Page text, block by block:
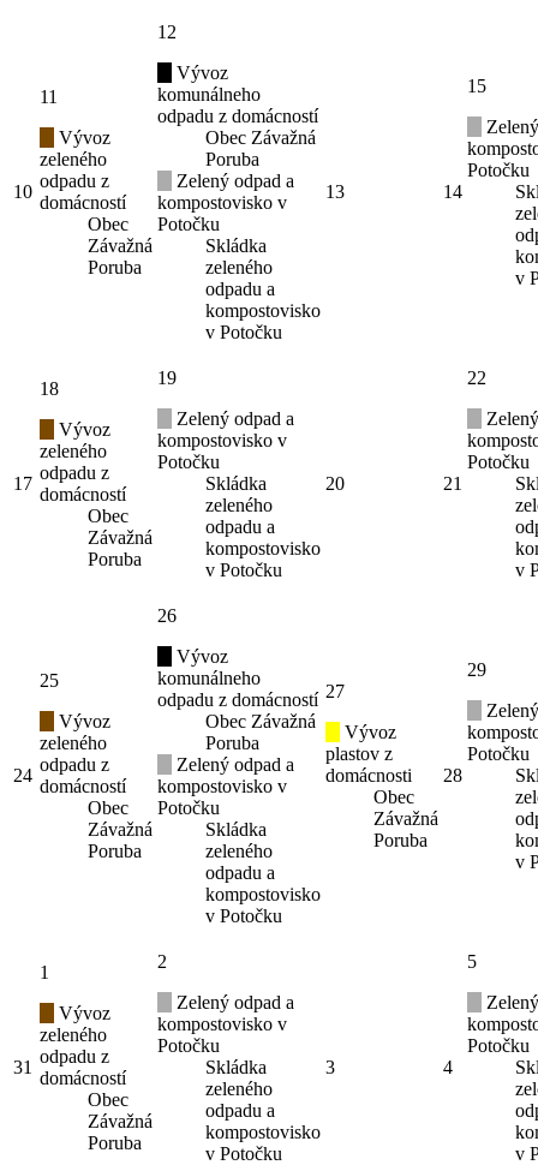
10
11
Vývoz
zeleného
odpadu z
domácností
Obec
Závažná
Poruba
12
Vývoz
komunálneho
odpadu z domácností
Obec Závažná
Poruba
Zelený odpad a
kompostovisko v
Potočku
Skládka
zeleného
odpadu a
kompostovisko
v Potočku
13 14
15
Potočku
v
17
18
Vývoz
zeleného
odpadu z
domácností
Obec
Závažná
Poruba
19
Zelený odpad a
kompostovisko v
Potočku
Skládka
zeleného
odpadu a
kompostovisko
v Potočku
20 21
22
Potočku
v
24
25
Vývoz
zeleného
odpadu z
domácností
Obec
Závažná
Poruba
26
Vývoz
komunálneho
odpadu z domácností
Obec Závažná
Poruba
Zelený odpad a
kompostovisko v
Potočku
Skládka
zeleného
odpadu a
kompostovisko
v Potočku
27
Vývoz
plastov z
domácnosti
Obec
Závažná
Poruba
28
29
Potočku
v
31
1
Vývoz
zeleného
odpadu z
domácností
Obec
Závažná
Poruba
2
Zelený odpad a
kompostovisko v
Potočku
Skládka
zeleného
odpadu a
kompostovisko
v Potočku
3 4
5
Potočku
v